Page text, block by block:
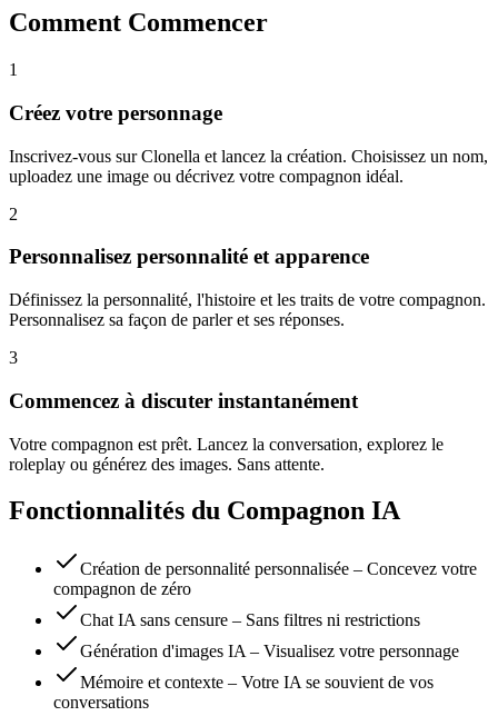
Comment Commencer
1
Créez votre personnage
Inscrivez-vous sur Clonella et lancez la création. Choisissez un nom,
uploadez une image ou décrivez votre compagnon idéal.
2
Personnalisez personnalité et apparence
Définissez la personnalité, l'histoire et les traits de votre compagnon.
Personnalisez sa façon de parler et ses réponses.
3
Commencez à discuter instantanément
Votre compagnon est prêt. Lancez la conversation, explorez le
roleplay ou générez des images. Sans attente.
Fonctionnalités du Compagnon IA
Création de personnalité personnalisée – Concevez votre
compagnon de zéro
Chat IA sans censure – Sans filtres ni restrictions
Génération d'images IA – Visualisez votre personnage
Mémoire et contexte – Votre IA se souvient de vos
conversations